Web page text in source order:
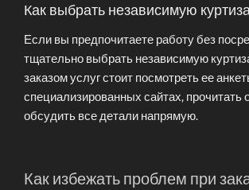
Как выбрать независимую
Если вы предпочитаете работу без
тщательно выбрать независимую
заказом услуг стоит посмотреть ее
специализированных сайтах, прочитать
обсудить все детали напрямую.
Как избежать проблем при